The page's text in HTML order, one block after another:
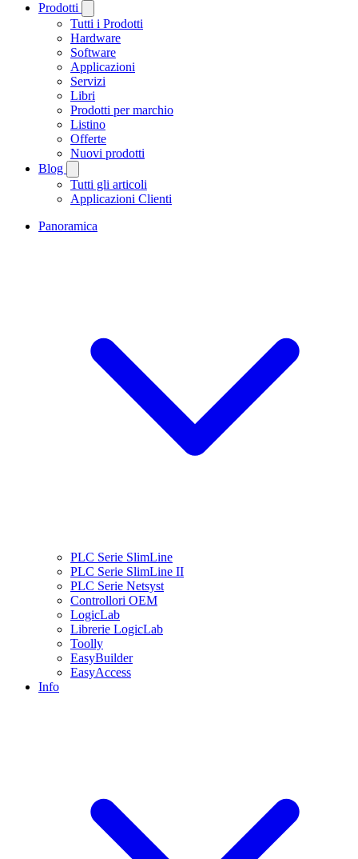
Prodotti
Tutti i Prodotti
Hardware
Software
Applicazioni
Servizi
Libri
Prodotti per marchio
Listino
Offerte
Nuovi prodotti
Blog
Tutti gli articoli
Applicazioni Clienti
Panoramica
PLC Serie SlimLine
PLC Serie SlimLine II
PLC Serie Netsyst
Controllori OEM
LogicLab
Librerie LogicLab
Toolly
EasyBuilder
EasyAccess
Info